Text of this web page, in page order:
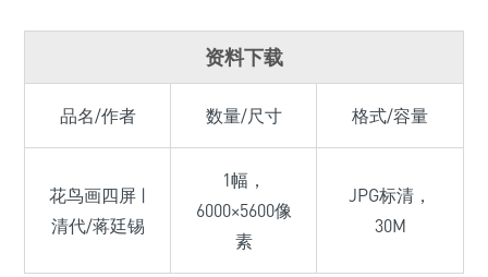
资料下载
品名/作者 数量/尺寸 格式/容量
花鸟画四屏 |
清代/蒋廷锡
1幅，
6000×5600像
素
JPG标清，
30M